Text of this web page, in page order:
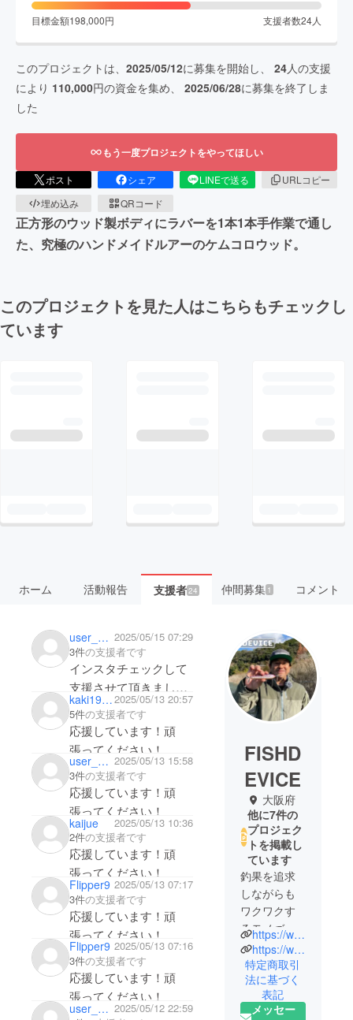
目標金額198,000円 支援者数24人
このプロジェクトは、 2025/05/12に募集を開始し、 24人の支援
により 110,000円の資金を集め、 2025/06/28に募集を終了しま
した
もう一度プロジェクトをやってほしい
ポスト シェア LINEで送る
URLコピー
埋め込み
QRコード
正方形のウッド製ボディにラバーを1本1本手作業で通し
た、究極のハンドメイドルアーのケムコロウッド。
このプロジェクトを見た人はこちらもチェックし
ています
ホーム 活動報告 支援者24 仲間募集 1 コメント
user_377f4b52db74 2025/05/15 07:29
3件の支援者です
インスタチェックして
支援させて頂きまし
た！頑張って下さい！
kaki1976z2025/05/13 20:57
5件の支援者です
応援しています！頑
張ってください！
user_24c8da685194 2025/05/13 15:58
3件の支援者です
応援しています！頑
張ってください！
kaijue
2025/05/13 10:36
2件の支援者です
応援しています！頑
張ってください！
Flipper9 2025/05/13 07:17
3件の支援者です
応援しています！頑
張ってください！
Flipper9 2025/05/13 07:16
3件の支援者です
応援しています！頑
張ってください！
user_66c243f6f514 2025/05/12 22:59
FISHD
EVICE
大阪府
他に7件の
プロジェク
トを掲載し
ています
釣果を追求
しながらも
ワクワクす
るモノづく
りをカタチ
にしてきた
ルアーデザ
イナー松本
猛司が自由
https://www.instagram.com/takeshi.matsumoto.fd?igsh=aHd4NHdpOGJqN3ln
https://www.instagram.com/fishdevice?igsh=MW53MmRpeXMzNjNlbQ==
特定商取引
法に基づく
表記
メッセー